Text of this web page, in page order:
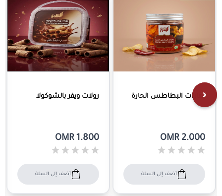
رولات ويفر بالشوكولا
OMR 1.800
أضف إلى السلة
بهارات البطاطس الحارة
OMR 2.000
أضف إلى السلة